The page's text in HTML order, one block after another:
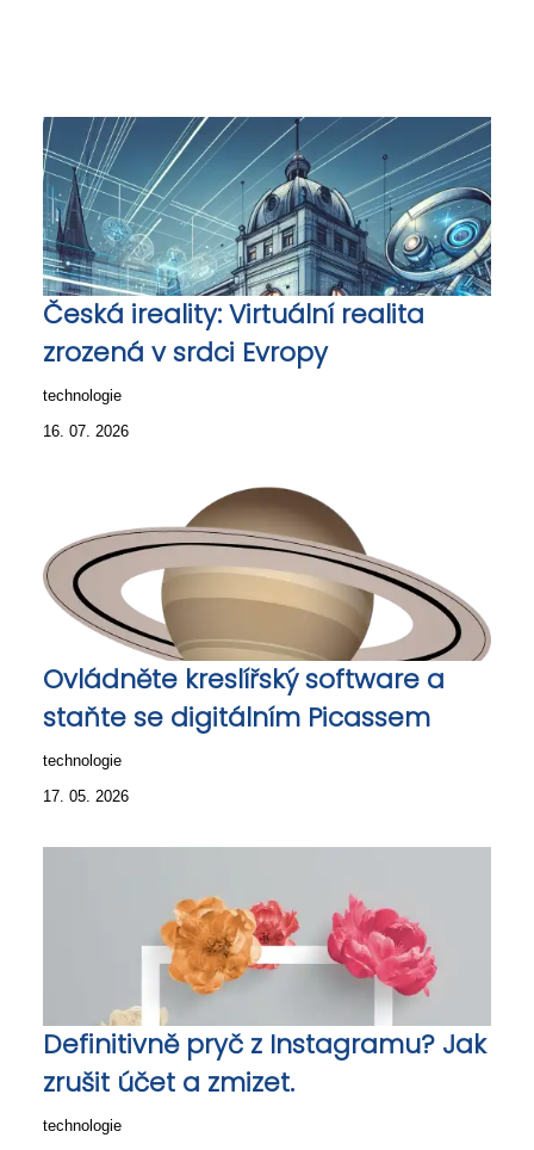
Česká ireality: Virtuální realita
zrozená v srdci Evropy
technologie
16. 07. 2026
Ovládněte kreslířský software a
staňte se digitálním Picassem
technologie
17. 05. 2026
Definitivně pryč z Instagramu? Jak
zrušit účet a zmizet.
technologie